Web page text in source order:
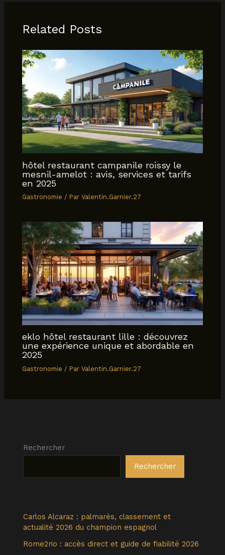
Related Posts
hôtel restaurant campanile roissy le
mesnil-amelot : avis, services et tarifs
en 2025
Gastronomie / ParValentin.Garnier.27
eklo hôtel restaurant lille : découvrez
une expérience unique et abordable en
2025
Gastronomie / ParValentin.Garnier.27
Rechercher
Rechercher
Carlos Alcaraz : palmarès, classement et
actualité 2026 du champion espagnol
Rome2rio : accès direct et guide de fiabilité 2026